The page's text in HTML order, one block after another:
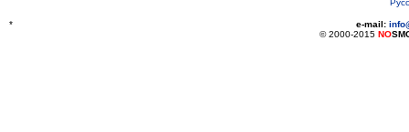
* e-mail:
© 2000-2015 NO